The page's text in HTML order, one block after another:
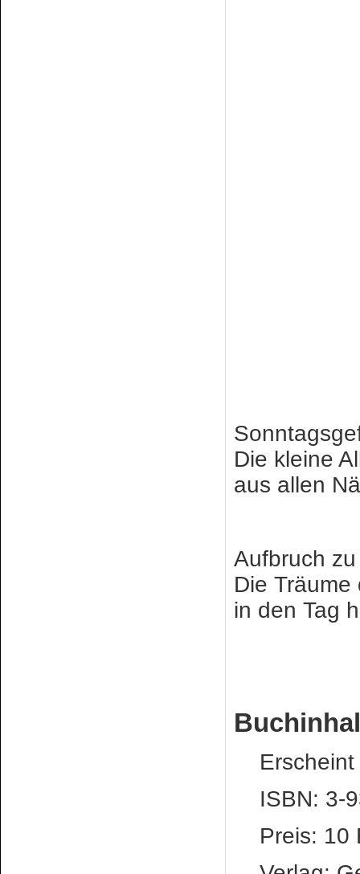
Die kleine
aus allen
Aufbruch
Die
in den Tag
Erscheint
ISBN: 3-
Preis: 10